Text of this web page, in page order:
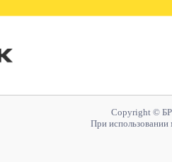
Copyright ©
При использовании